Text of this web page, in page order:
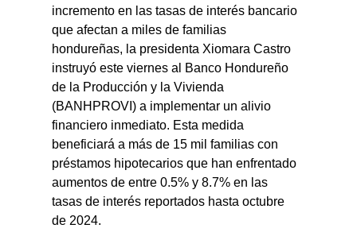
incremento en las tasas de interés bancario
que afectan a miles de familias
hondureñas, la presidenta Xiomara Castro
instruyó este viernes al Banco Hondureño
de la Producción y la Vivienda
(BANHPROVI) a implementar un alivio
financiero inmediato. Esta medida
beneficiará a más de 15 mil familias con
préstamos hipotecarios que han enfrentado
aumentos de entre 0.5% y 8.7% en las
tasas de interés reportados hasta octubre
de 2024.